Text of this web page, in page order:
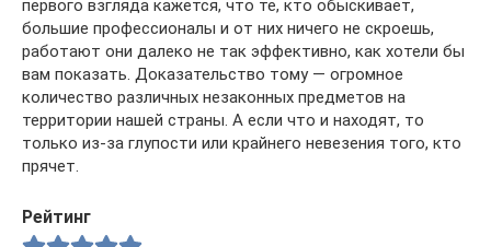
первого взгляда кажется, что те, кто обыскивает,
большие профессионалы и от них ничего не скроешь,
работают они далеко не так эффективно, как хотели бы
вам показать. Доказательство тому — огромное
количество различных незаконных предметов на
территории нашей страны. А если что и находят, то
только из-за глупости или крайнего невезения того, кто
прячет.
Рейтинг